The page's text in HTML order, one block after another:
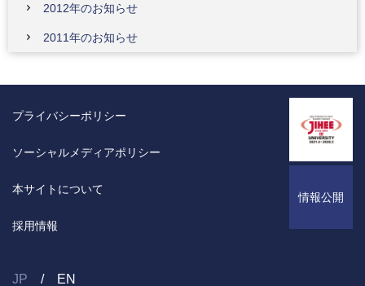
2012年のお知らせ
2011年のお知らせ
情報公開
プライバシーポリシー
ソーシャルメディアポリシー
本サイトについて
採用情報
JP EN